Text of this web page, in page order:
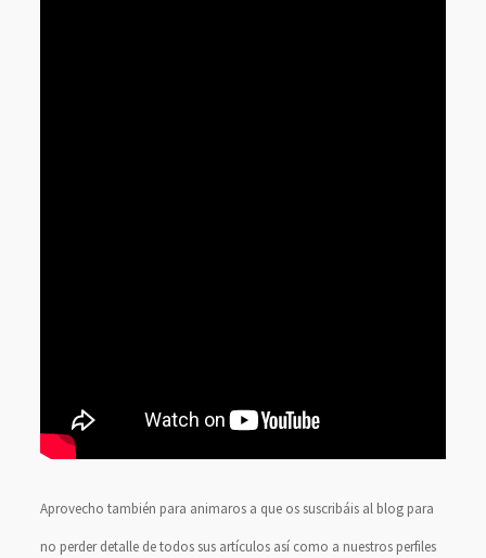
Aprovecho también para animaros a que os suscribáis al blog para
no perder detalle de todos sus artículos así como a nuestros perfiles